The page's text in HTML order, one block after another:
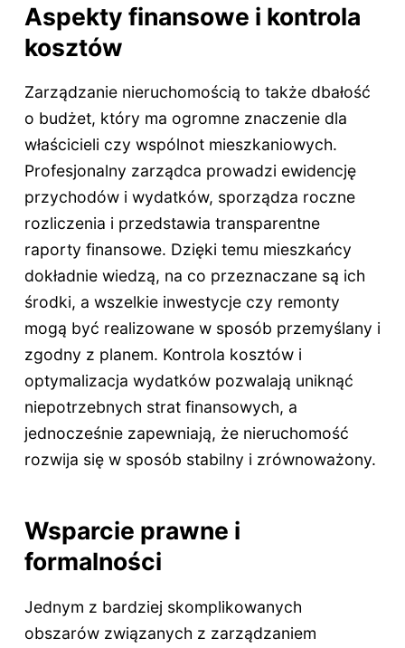
Aspekty finansowe i kontrola
kosztów
Zarządzanie nieruchomością to także dbałość
o budżet, który ma ogromne znaczenie dla
właścicieli czy wspólnot mieszkaniowych.
Profesjonalny zarządca prowadzi ewidencję
przychodów i wydatków, sporządza roczne
rozliczenia i przedstawia transparentne
raporty finansowe. Dzięki temu mieszkańcy
dokładnie wiedzą, na co przeznaczane są ich
środki, a wszelkie inwestycje czy remonty
mogą być realizowane w sposób przemyślany i
zgodny z planem. Kontrola kosztów i
optymalizacja wydatków pozwalają uniknąć
niepotrzebnych strat finansowych, a
jednocześnie zapewniają, że nieruchomość
rozwija się w sposób stabilny i zrównoważony.
Wsparcie prawne i
formalności
Jednym z bardziej skomplikowanych
obszarów związanych z zarządzaniem